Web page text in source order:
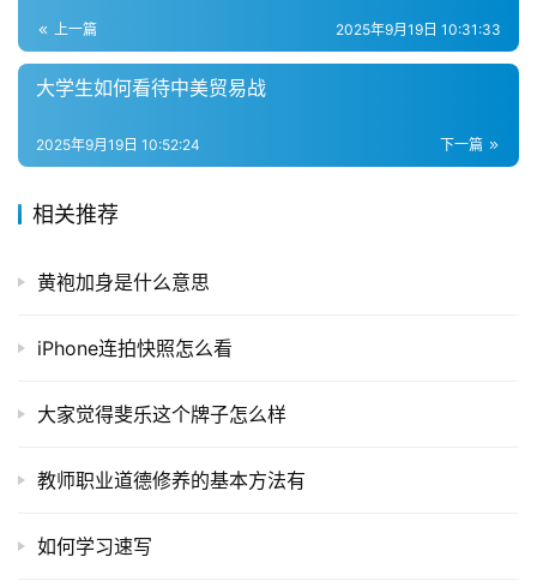
上一篇 2025年9月19日 10:31:33
大学生如何看待中美贸易战
下一篇
2025年9月19日 10:52:24
相关推荐
黄袍加身是什么意思
iPhone连拍快照怎么看
大家觉得斐乐这个牌子怎么样
教师职业道德修养的基本方法有
如何学习速写